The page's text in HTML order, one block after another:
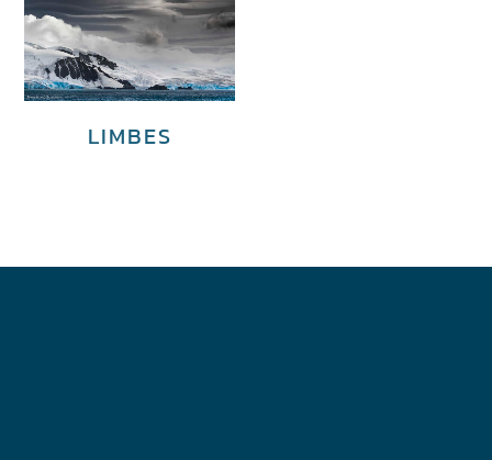
LIMBES